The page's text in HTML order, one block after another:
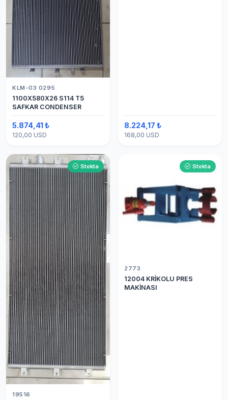
KLM-03 0295
1100X580X26 S114 T5
SAFKAR CONDENSER
5.874,41 ₺
120,00 USD
8.224,17 ₺
168,00 USD
Stokta
19516
Stokta
2773
12004 KRİKOLU PRES
MAKİNASI